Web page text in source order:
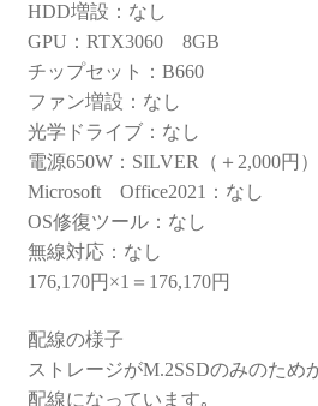
HDD増設：なし
GPU：RTX3060 8GB
チップセット：B660
ファン増設：なし
光学ドライブ：なし
電源650W：SILVER（＋2,000円）
Microsoft Office2021：なし
OS修復ツール：なし
無線対応：なし
176,170円×1＝176,170円
配線の様子
ストレージがM.2SSDのみのため
配線になっています｡